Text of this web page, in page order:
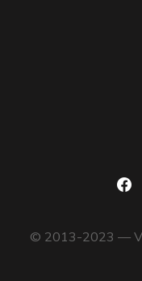
© 2013-2023 —